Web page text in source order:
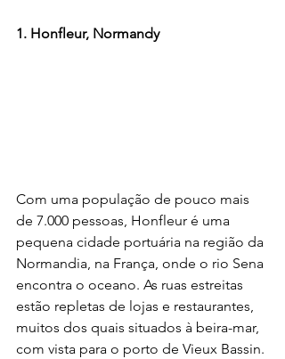
1. Honfleur, Normandy
Com uma população de pouco mais
de 7.000 pessoas, Honfleur é uma
pequena cidade portuária na região da
Normandia, na França, onde o rio Sena
encontra o oceano. As ruas estreitas
estão repletas de lojas e restaurantes,
muitos dos quais situados à beira-mar,
com vista para o porto de Vieux Bassin.